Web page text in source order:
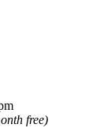
free)